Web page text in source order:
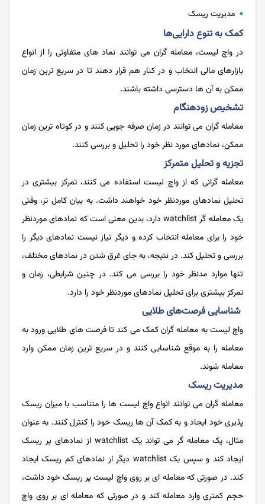
مدیریت ریسک
کمک به تنوع دارایی‌ها
در واچ لیست، معامله گران می توانند نماد های متفاوتی را از انواع
بازارهای مالی انتخاب و در کنار هم قرار دهند تا در سریع ترین زمان
ممکن به آن ها دسترسی داشته باشند.
تشخیص زودهنگام
معامله گران می توانند در زمان صرفه جویی کنند و در کوتاه ترین زمان
ممکن، نمادهای مورد نظر خود را تحلیل و بررسی کنند.
تجزیه و تحلیل متمرکز
معامله گرانی که از واچ لیست استفاده می کنند، تمرکز بیشتری در
تحلیل نمادهای موردنظر خود خواهند داشت. به بیان کامل تر، وقتی
یک معامله گر watchlist دارد، بدین معنی است که نمادهای موردنظر
خود را برای معامله انتخاب کرده و دیگر نیاز نیست نمادهای دیگر را
بررسی و تحلیل کند. در نتیجه، به جای غرق شدن در نمادهای مختلف،
تنها موارد مدنظر خود را بررسی می کند. در چنین شرایطی، زمان و
تمرکز بیشتری برای تحلیل نمادهای موردنظر خود را دارد.
شناسایی فرصت‌های طلایی
واچ لیست به معامله گران کمک می کند تا فرصت های طلایی ورود به
معامله را به موقع شناسایی کنند و در سریع ترین زمان ممکن وارد
معامله شوند.
مدیریت ریسک
معامله گران می توانند انواع واچ لیست ها را متناسب با میزان ریسک
پذیری خود ایجاد و به کمک آن ها ریسک خود را کنترل کنند. به عنوان
مثال، یک معامله گر می تواند یک watchlist از نمادهای پر ریسک
ایجاد کند و سپس یک watchlist دیگر از نمادهای کم ریسک ایجاد
کند. در صورتی که معامله ای بر روی واچ لیست پر ریسک خود داشت،
حجم کمتری وارد معامله کند و در صورتی که معامله ای بر روی واچ